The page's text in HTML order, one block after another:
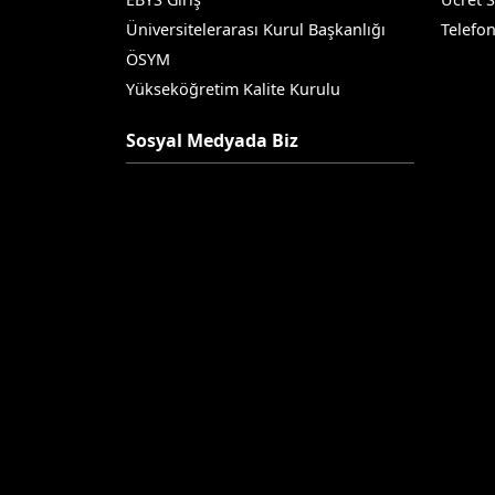
Üniversitelerarası Kurul Başkanlığı
ÖSYM
Yükseköğretim Kalite Kurulu
Sosyal Medyada Biz